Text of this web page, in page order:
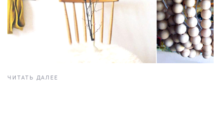
ЧИТАТЬ ДАЛЕЕ